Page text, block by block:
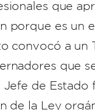
que
porque es un
convocó a un
que
Jefe de
de la Ley